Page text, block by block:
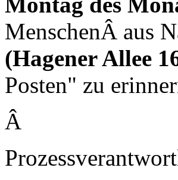
MenschenÂ aus
(Hagener Allee
Posten" zu
Â